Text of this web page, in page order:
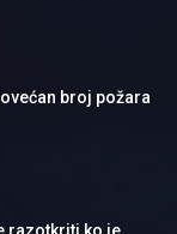
broj požara